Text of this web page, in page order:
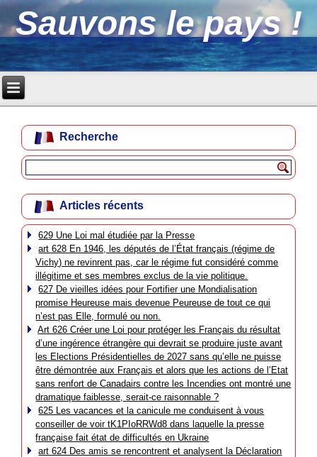
Sauvons le pays !
Recherche
Articles récents
629 Une Loi mal étudiée par la Presse
art 628 En 1946, les députés de l’État français (régime de
Vichy) ne revinrent pas, car le régime fut considéré comme
illégitime et ses membres exclus de la vie politique.
627 De vieilles idées pour Fortifier une Mondialisation
promise Heureuse mais devenue Peureuse de tout ce qui
n’est pas Elle, formulé ou non.
Art 626 Créer une Loi pour protéger les Français du résultat
d’une ingérence étrangère qui devrait se produire juste avant
les Elections Présidentielles de 2027 sans qu’elle ne puisse
être démontrée aux Français et alors que les actions de l’Etat
sans renfort de Canadairs contre les Incendies ont montré une
dramatique faiblesse, serait-ce raisonnable ?
625 Les vacances et la canicule me conduisent à vous
conseiller de voir tK1PIoRRWd8 dans laquelle la presse
française fait état de difficultés en Ukraine
art 624 Des amis se rencontrent et analysent la Déclaration